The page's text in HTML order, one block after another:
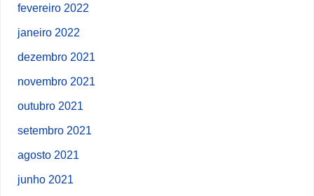
fevereiro 2022
janeiro 2022
dezembro 2021
novembro 2021
outubro 2021
setembro 2021
agosto 2021
junho 2021